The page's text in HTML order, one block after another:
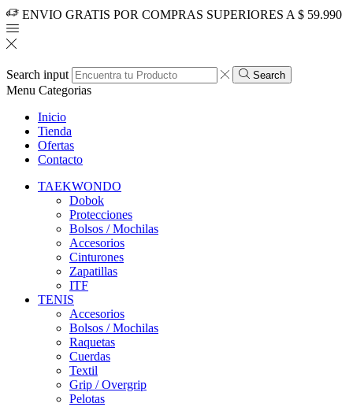
ENVIO GRATIS POR COMPRAS SUPERIORES A $ 59.990
Search input Search
Menu Categorias
Inicio
Tienda
Ofertas
Contacto
TAEKWONDO
Dobok
Protecciones
Bolsos / Mochilas
Accesorios
Cinturones
Zapatillas
ITF
TENIS
Accesorios
Bolsos / Mochilas
Raquetas
Cuerdas
Textil
Grip / Overgrip
Pelotas